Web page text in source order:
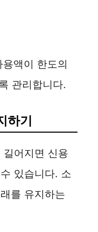
액이 한도의
관리합니다.
하기
어지면 신용
있습니다. 소
를 유지하는